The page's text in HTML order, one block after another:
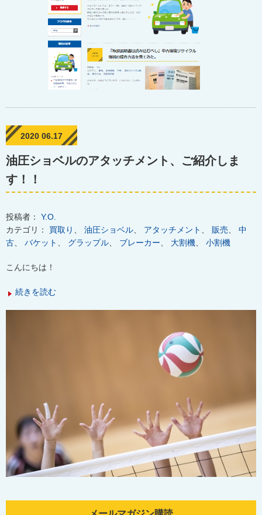
2020 06.17
油圧ショベルのアタッチメント、ご紹介しま
す！！
投稿者： Y.O.
カテゴリ： 買取り 油圧ショベル アタッチメント 販売
中
古
バケット グラップル ブレーカー 大割機 小割機
こんにちは！
続きを読む